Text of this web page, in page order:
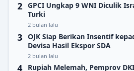
GPCI Ungkap 9 WNI Diculik
Turki
2 bulan lalu
OJK Siap Berikan Insentif
Devisa Hasil Ekspor SDA
2 bulan lalu
Rupiah Melemah, Pemprov